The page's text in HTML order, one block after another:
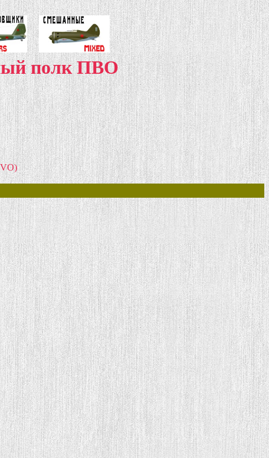
полк ПВО